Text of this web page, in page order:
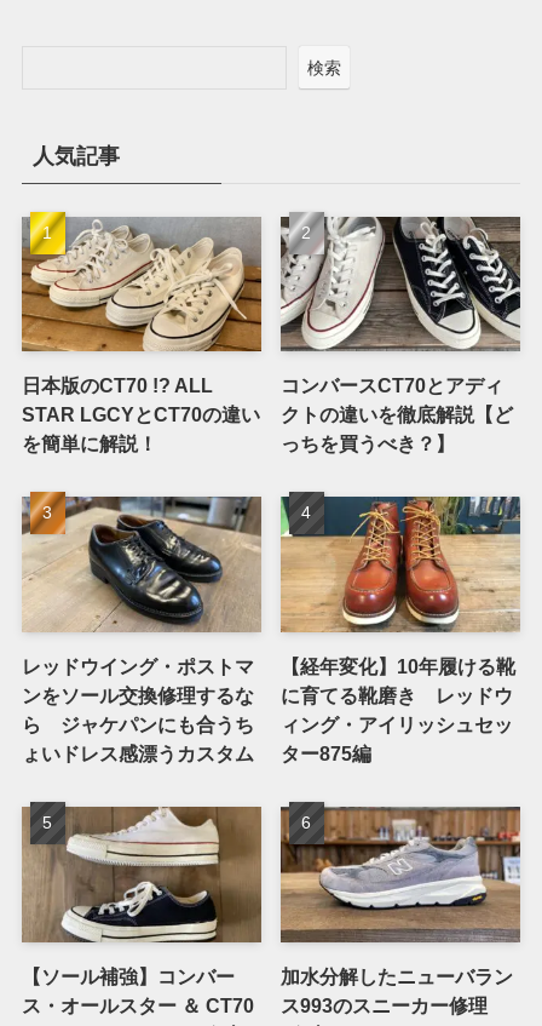
検索
人気記事
日本版のCT70 !? ALL
STAR LGCYとCT70の違い
を簡単に解説！
コンバースCT70とアディ
クトの違いを徹底解説【ど
っちを買うべき？】
レッドウイング・ポストマ
ンをソール交換修理するな
ら ジャケパンにも合うち
ょいドレス感漂うカスタム
【経年変化】10年履ける靴
に育てる靴磨き レッドウ
ィング・アイリッシュセッ
ター875編
【ソール補強】コンバー
ス・オールスター ＆ CT70
加水分解したニューバラン
ス993のスニーカー修理